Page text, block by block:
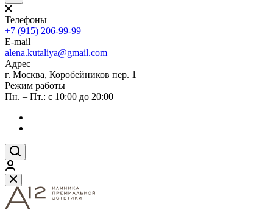
Телефоны
+7 (915) 206-99-99
E-mail
alena.kutaliya@gmail.com
Адрес
г. Москва, Коробейников пер. 1
Режим работы
Пн. – Пт.: с 10:00 до 20:00